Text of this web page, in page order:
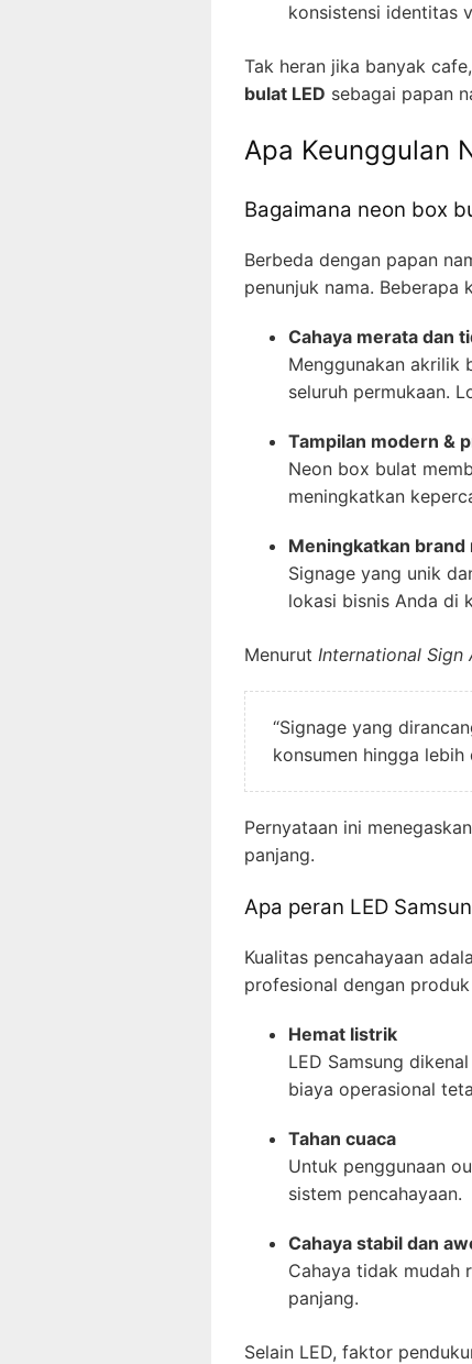
konsistensi identitas
Tak heran jika banyak
bulat LED sebagai papan
Apa Keunggulan
Bagaimana neon box
Berbeda dengan papan
penunjuk nama. Beberapa
Cahaya merata dan
Menggunakan akrilik
seluruh permukaan.
Tampilan modern &
Neon box bulat
meningkatkan
Meningkatkan brand
Signage yang unik
lokasi bisnis Anda di
Menurut International Sign
“Signage yang
konsumen hingga
Pernyataan ini
panjang.
Apa peran LED
Kualitas pencahayaan
profesional dengan
Hemat listrik
LED Samsung
biaya operasional
Tahan cuaca
Untuk penggunaan
sistem pencahayaan.
Cahaya stabil dan
Cahaya tidak mudah
panjang.
Selain LED, faktor